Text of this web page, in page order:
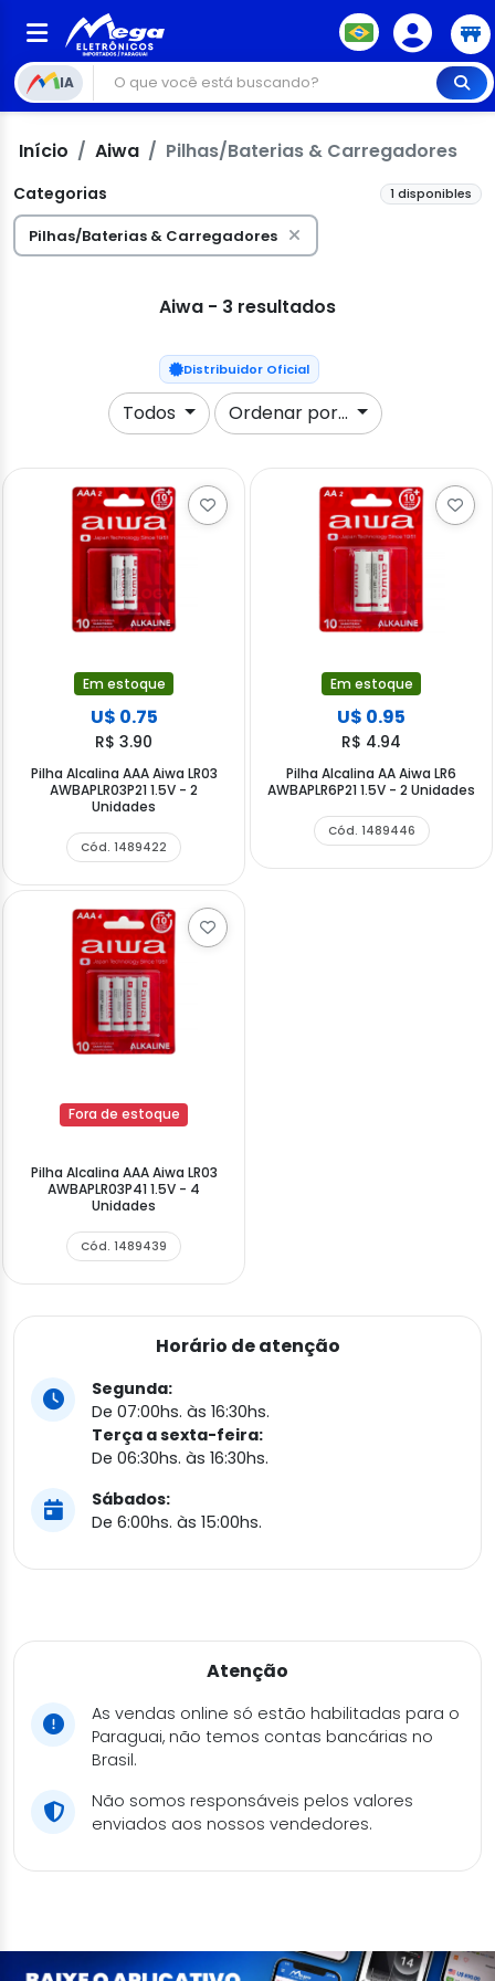
IA
Início Aiwa Pilhas/Baterias & Carregadores
Categorias 1 disponibles
Pilhas/Baterias & Carregadores
Aiwa - 3 resultados
Distribuidor Oficial
Todos Ordenar por...
Em estoque
U$ 0.75
R$ 3.90
Pilha Alcalina AAA Aiwa LR03
AWBAPLR03P21 1.5V - 2
Unidades
Cód. 1489422
Em estoque
U$ 0.95
R$ 4.94
Pilha Alcalina AA Aiwa LR6
AWBAPLR6P21 1.5V - 2 Unidades
Cód. 1489446
Fora de estoque
Pilha Alcalina AAA Aiwa LR03
AWBAPLR03P41 1.5V - 4
Unidades
Cód. 1489439
Horário de atenção
Segunda:
De 07:00hs. às 16:30hs.
Terça a sexta-feira:
De 06:30hs. às 16:30hs.
Sábados:
De 6:00hs. às 15:00hs.
Atenção
As vendas online só estão habilitadas para o
Paraguai, não temos contas bancárias no
Brasil.
Não somos responsáveis pelos valores
enviados aos nossos vendedores.